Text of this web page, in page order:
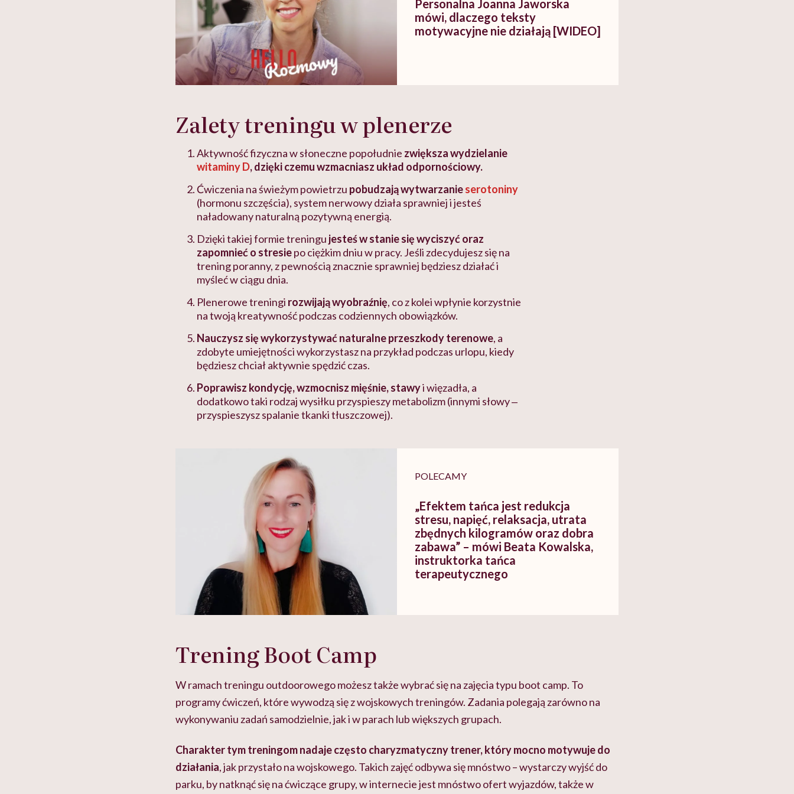
Personalna Joanna Jaworska
mówi, dlaczego teksty
motywacyjne nie działają [WIDEO]
Zalety treningu w plenerze
Aktywność fizyczna w słoneczne popołudnie zwiększa wydzielanie
witaminy D, dzięki czemu wzmacniasz układ odpornościowy.
Ćwiczenia na świeżym powietrzu pobudzają wytwarzanieserotoniny
(hormonu szczęścia), system nerwowy działa sprawniej i jesteś
naładowany naturalną pozytywną energią.
Dzięki takiej formie treningu jesteś w stanie się wyciszyć oraz
zapomnieć o stresiepo ciężkim dniu w pracy. Jeśli zdecydujesz się na
trening poranny, z pewnością znacznie sprawniej będziesz działać i
myśleć w ciągu dnia.
Plenerowe treningi rozwijają wyobraźnię, co z kolei wpłynie korzystnie
na twoją kreatywność podczas codziennych obowiązków.
Nauczysz się wykorzystywać naturalne przeszkody terenowe, a
zdobyte umiejętności wykorzystasz na przykład podczas urlopu, kiedy
będziesz chciał aktywnie spędzić czas.
Poprawisz kondycję, wzmocnisz mięśnie, stawyi więzadła, a
dodatkowo taki rodzaj wysiłku przyspieszy metabolizm (innymi słowy ‒
przyspieszysz spalanie tkanki tłuszczowej).
POLECAMY
„Efektem tańca jest redukcja
stresu, napięć, relaksacja, utrata
zbędnych kilogramów oraz dobra
zabawa” – mówi Beata Kowalska,
instruktorka tańca
terapeutycznego
Trening Boot Camp
W ramach treningu outdoorowego możesz także wybrać się na zajęcia typu boot camp. To
programy ćwiczeń, które wywodzą się z wojskowych treningów. Zadania polegają zarówno na
wykonywaniu zadań samodzielnie, jak i w parach lub większych grupach.
Charakter tym treningom nadaje często charyzmatyczny trener, który mocno motywuje do
działania, jak przystało na wojskowego. Takich zajęć odbywa się mnóstwo – wystarczy wyjść do
parku, by natknąć się na ćwiczące grupy, w internecie jest mnóstwo ofert wyjazdów, także w